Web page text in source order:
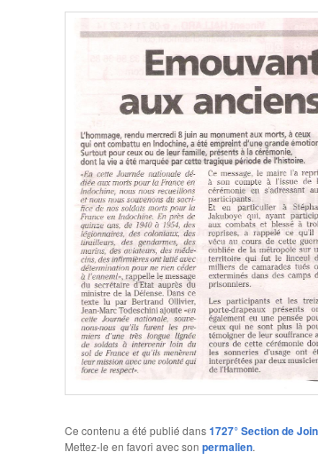
Ce contenu a été publié dans1727° Section de
Mettez-le en favori avec son permalien.